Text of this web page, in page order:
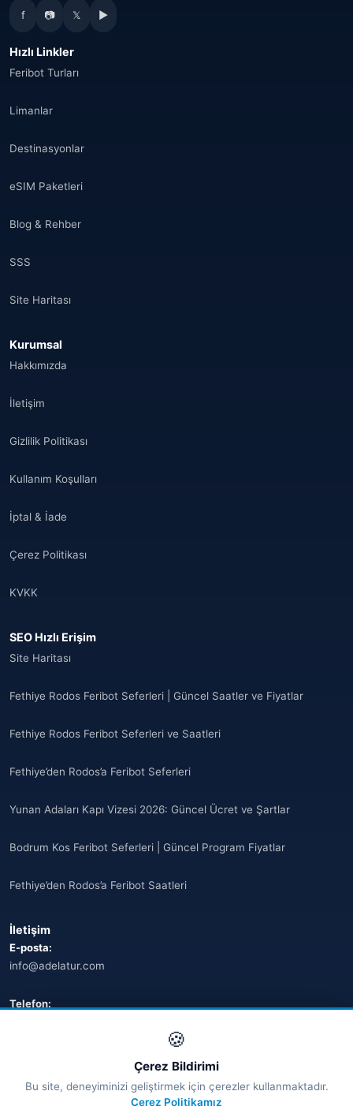
f 📷 𝕏 ▶
Hızlı Linkler
Feribot Turları
Limanlar
Destinasyonlar
eSIM Paketleri
Blog & Rehber
SSS
Site Haritası
Kurumsal
Hakkımızda
İletişim
Gizlilik Politikası
Kullanım Koşulları
İptal & İade
Çerez Politikası
KVKK
SEO Hızlı Erişim
Site Haritası
Fethiye Rodos Feribot Seferleri | Güncel Saatler ve Fiyatlar
Fethiye Rodos Feribot Seferleri ve Saatleri
Fethiye’den Rodos’a Feribot Seferleri
Yunan Adaları Kapı Vizesi 2026: Güncel Ücret ve Şartlar
Bodrum Kos Feribot Seferleri | Güncel Program Fiyatlar
Fethiye’den Rodos’a Feribot Saatleri
İletişim
E-posta:
info@adelatur.com
Telefon:
💬 WhatsApp
🍪
Çerez Bildirimi
Bu site, deneyiminizi geliştirmek için çerezler kullanmaktadır.
Çerez Politikamız